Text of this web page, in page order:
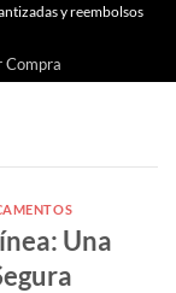
y reembolsos
Compra
Una